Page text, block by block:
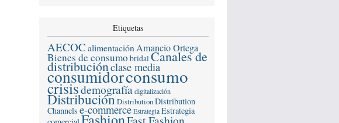
Etiquetas
AECOC alimentación Amancio Ortega
Bienes de consumo bridalCanales de
distribuciónclase media
consumidorconsumo
crisisdemografía digitalización
DistribuciónDistributionDistribution
Channels e-commerce Estrategia Estrategia